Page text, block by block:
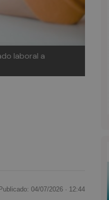
laboral a
04/07/2026 · 12:44